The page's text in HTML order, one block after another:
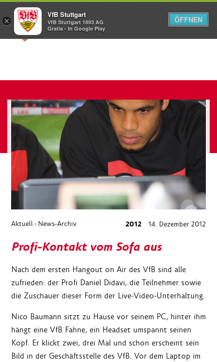
Menü
Aktuell › News-Archiv 2012 14. Dezember 2012
Profi-Kontakt vom Sofa aus
Nach dem ersten Hangout on Air des VfB sind alle
zufrieden: der Profi Daniel Didavi, die Teilnehmer sowie
die Zuschauer dieser Form der Live-Video-Unterhaltung.
Nico Baumann sitzt zu Hause vor seinem PC, hinter ihm
hängt eine VfB Fahne, ein Headset umspannt seinen
Kopf. Er klickt zwei, drei Mal und schon erscheint sein
Bild in der Geschäftsstelle des VfB. Vor dem Laptop im
×
VfB Stuttgart
VfB Stuttgart 1893 AG
Gratis - In Google Play
ÖFFNEN